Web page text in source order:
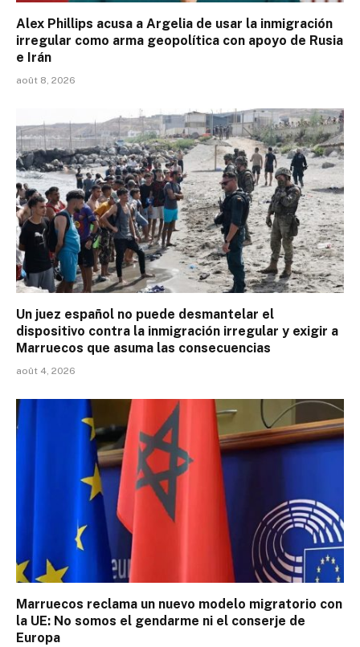
Alex Phillips acusa a Argelia de usar la inmigración
irregular como arma geopolítica con apoyo de Rusia
e Irán
août 8, 2026
Un juez español no puede desmantelar el
dispositivo contra la inmigración irregular y exigir a
Marruecos que asuma las consecuencias
août 4, 2026
Marruecos reclama un nuevo modelo migratorio con
la UE: No somos el gendarme ni el conserje de
Europa